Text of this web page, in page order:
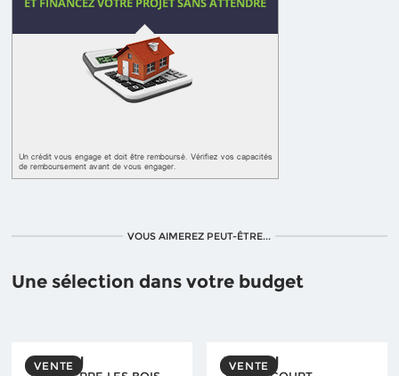
VOUS AIMEREZ PEUT-ÊTRE...
Une sélection dans votre budget
VENTE
MAISON VENTE
MAISON